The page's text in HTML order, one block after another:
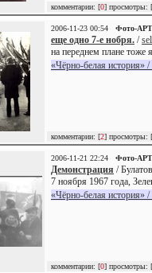
комментарии: [0] просмотры: [
2006-11-23 00:54 Фото-АРТ
еще одно 7-е нобря. /
на переднем плане
«Чёрно-белая история»
комментарии: [2] просмотры: [
2006-11-21 22:24 Фото-АРТ
Демонстрация /
7 ноября 1967 года,
«Чёрно-белая история»
комментарии: [0] просмотры: [